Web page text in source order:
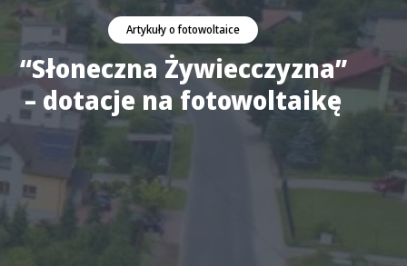
Artykuły o fotowoltaice
“Słoneczna Żywiecczyzna”
– dotacje na fotowoltaikę